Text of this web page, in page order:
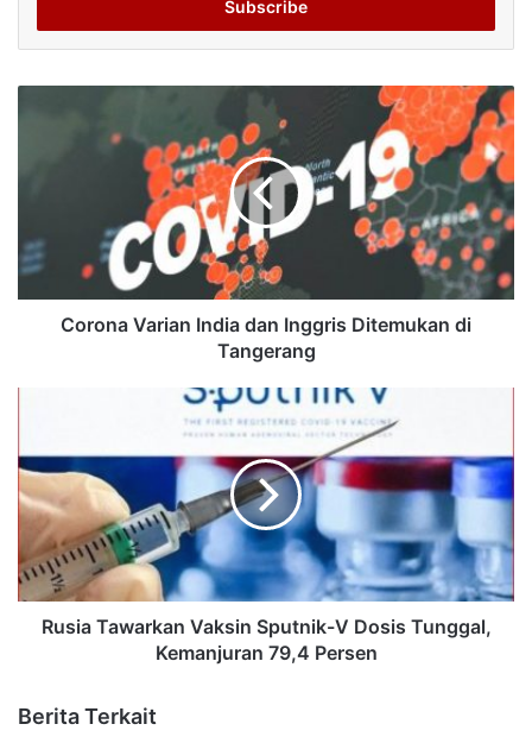
Corona Varian India dan Inggris Ditemukan di
Tangerang
Rusia Tawarkan Vaksin Sputnik-V Dosis Tunggal,
Kemanjuran 79,4 Persen
Berita Terkait